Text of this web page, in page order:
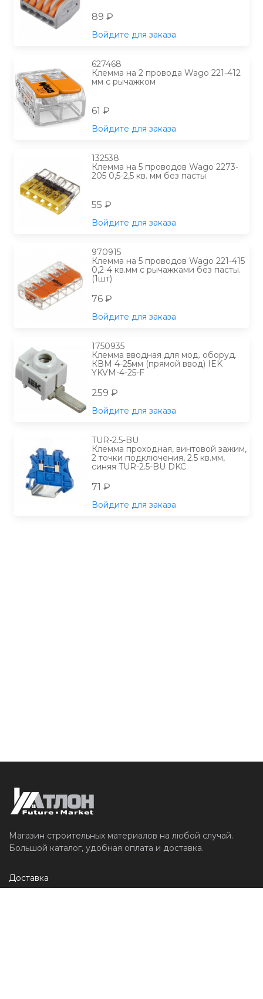
89 ₽
Войдите для заказа
627468
Клемма на 2 провода Wago 221-412
мм с рычажком
61 ₽
Войдите для заказа
132538
Клемма на 5 проводов Wago 2273-
205 0,5-2,5 кв. мм без пасты
55 ₽
Войдите для заказа
970915
Клемма на 5 проводов Wago 221-415
0,2-4 кв.мм с рычажками без пасты.
(1шт)
76 ₽
Войдите для заказа
1750935
Клемма вводная для мод. оборуд.
КВМ 4-25мм (прямой ввод) IEK
YKVM-4-25-F
259 ₽
Войдите для заказа
TUR-2.5-BU
Клемма проходная, винтовой зажим,
2 точки подключения, 2.5 кв.мм,
синяя TUR-2.5-BU DKC
71 ₽
Войдите для заказа
Магазин строительных материалов на любой случай.
Большой каталог, удобная оплата и доставка.
Доставка